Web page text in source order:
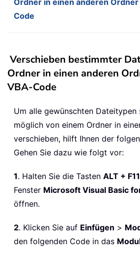
Code
Verschieben bestimmter
Ordner in einen anderen
VBA-Code
Um alle gewünschten Dateitypen
möglich von einem Ordner in
verschieben, hilft Ihnen der
Gehen Sie dazu wie folgt vor:
1. Halten Sie die Tasten ALT + F11
Fenster Microsoft Visual Basic
öffnen.
2. Klicken Sie auf Einfügen >
den folgenden Code in das